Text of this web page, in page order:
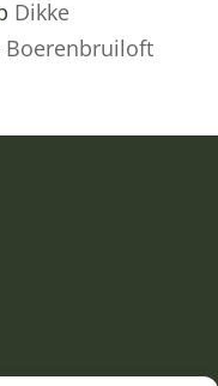
Dikke
Boerenbruiloft